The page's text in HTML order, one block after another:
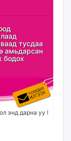
сайн
зориулах
хэдэн эрх
байгаа
байна. Үнэ
дээр
тусдаа
амьдарсан
бодох
энд дарна уу !